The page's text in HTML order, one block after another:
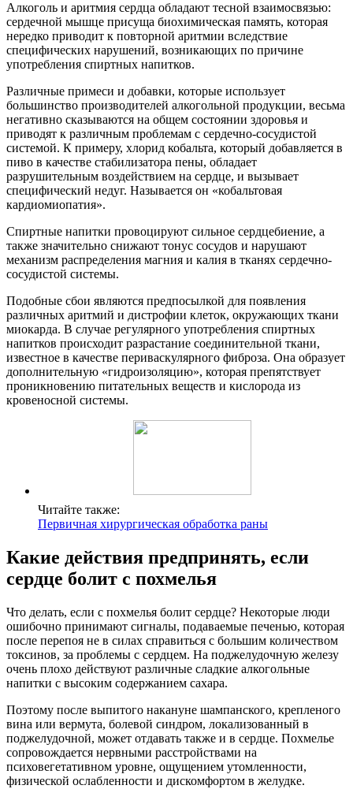
Алкоголь и аритмия сердца обладают тесной взаимосвязью:
сердечной мышце присуща биохимическая память, которая
нередко приводит к повторной аритмии вследствие
специфических нарушений, возникающих по причине
употребления спиртных напитков.
Различные примеси и добавки, которые использует
большинство производителей алкогольной продукции, весьма
негативно сказываются на общем состоянии здоровья и
приводят к различным проблемам с сердечно-сосудистой
системой. К примеру, хлорид кобальта, который добавляется в
пиво в качестве стабилизатора пены, обладает
разрушительным воздействием на сердце, и вызывает
специфический недуг. Называется он «кобальтовая
кардиомиопатия».
Спиртные напитки провоцируют сильное сердцебиение, а
также значительно снижают тонус сосудов и нарушают
механизм распределения магния и калия в тканях сердечно-
сосудистой системы.
Подобные сбои являются предпосылкой для появления
различных аритмий и дистрофии клеток, окружающих ткани
миокарда. В случае регулярного употребления спиртных
напитков происходит разрастание соединительной ткани,
известное в качестве периваскулярного фиброза. Она образует
дополнительную «гидроизоляцию», которая препятствует
проникновению питательных веществ и кислорода из
кровеносной системы.
Читайте также:
Первичная хирургическая обработка раны
Какие действия предпринять, если
сердце болит с похмелья
Что делать, если с похмелья болит сердце? Некоторые люди
ошибочно принимают сигналы, подаваемые печенью, которая
после перепоя не в силах справиться с большим количеством
токсинов, за проблемы с сердцем. На поджелудочную железу
очень плохо действуют различные сладкие алкогольные
напитки с высоким содержанием сахара.
Поэтому после выпитого накануне шампанского, крепленого
вина или вермута, болевой синдром, локализованный в
поджелудочной, может отдавать также и в сердце. Похмелье
сопровождается нервными расстройствами на
психовегетативном уровне, ощущением утомленности,
физической ослабленности и дискомфортом в желудке.